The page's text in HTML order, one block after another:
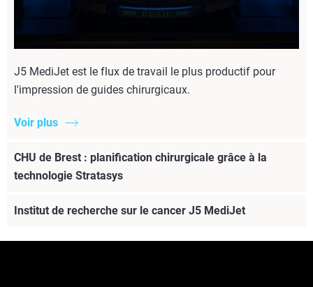
J5 MediJet est le flux de travail le plus productif pour
l'impression de guides chirurgicaux.
Voir plus
CHU de Brest : planification chirurgicale grâce à la
technologie Stratasys
Institut de recherche sur le cancer J5 MediJet